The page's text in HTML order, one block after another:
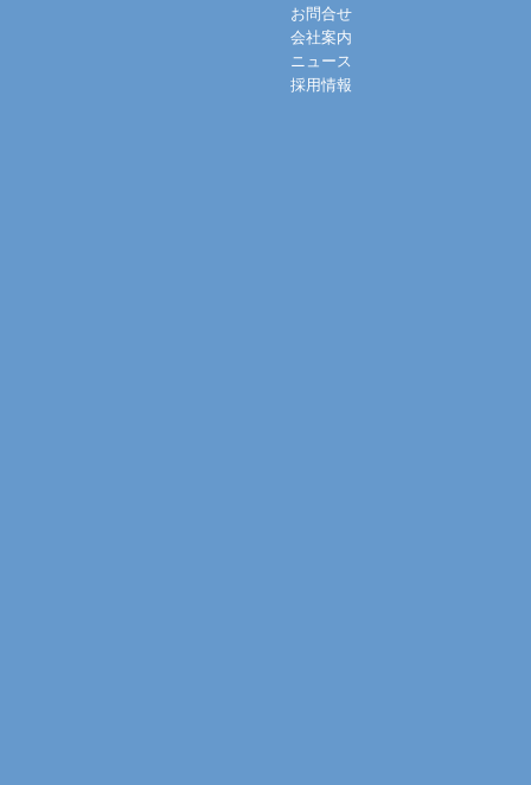
お問合せ
会社案内
ニュース
採用情報